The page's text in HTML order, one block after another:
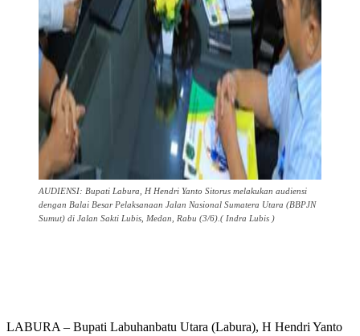
AUDIENSI: Bupati Labura, H Hendri Yanto Sitorus melakukan audiensi
dengan Balai Besar Pelaksanaan Jalan Nasional Sumatera Utara (BBPJN
Sumut) di Jalan Sakti Lubis, Medan, Rabu (3/6).( Indra Lubis )
LABURA – Bupati Labuhanbatu Utara (Labura), H Hendri Yanto